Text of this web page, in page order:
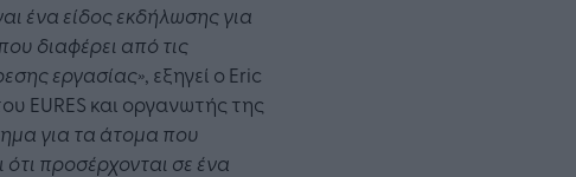
ένα είδος εκδήλωσης για
διαφέρει από τις
εργασίας», εξηγεί ο Eric
EURES και οργανωτής της
για τα άτομα που
προσέρχονται σε ένα